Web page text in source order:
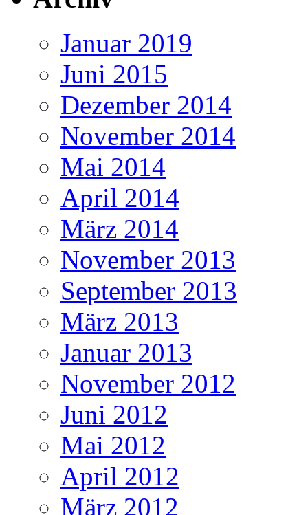
Januar 2019
Juni 2015
Dezember 2014
November 2014
Mai 2014
April 2014
März 2014
November 2013
September 2013
März 2013
Januar 2013
November 2012
Juni 2012
Mai 2012
April 2012
März 2012